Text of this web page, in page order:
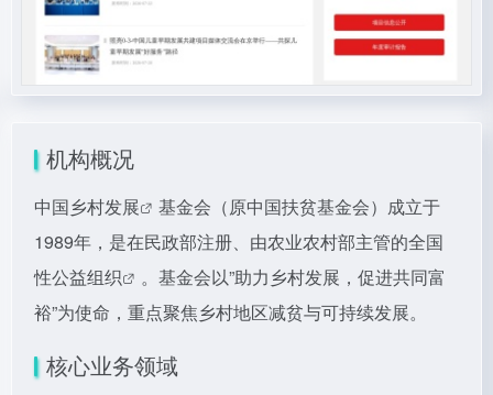
机构概况
中国乡村发展
基金会（原中国扶贫基金会）成立于
1989年，是在民政部注册、由农业农村部主管的全国
性公益组织
。基金会以”助力乡村发展，促进共同富
裕”为使命，重点聚焦乡村地区减贫与可持续发展。
核心业务领域